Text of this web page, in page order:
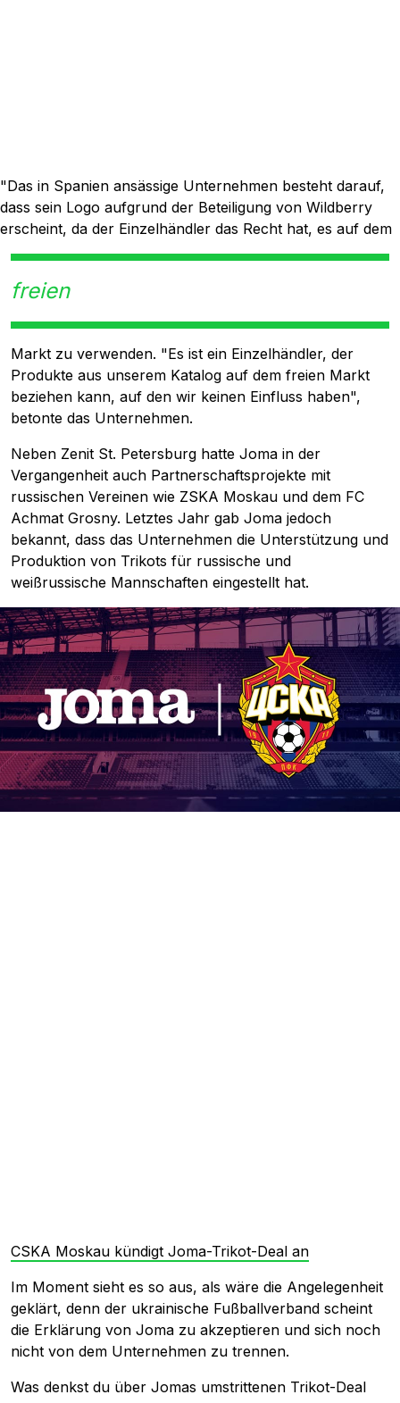
"Das in Spanien ansässige Unternehmen besteht darauf,
dass sein Logo aufgrund der Beteiligung von Wildberry
erscheint, da der Einzelhändler das Recht hat, es auf dem
freien
Markt zu verwenden. "Es ist ein Einzelhändler, der
Produkte aus unserem Katalog auf dem freien Markt
beziehen kann, auf den wir keinen Einfluss haben",
betonte das Unternehmen.
Neben Zenit St. Petersburg hatte Joma in der
Vergangenheit auch Partnerschaftsprojekte mit
russischen Vereinen wie ZSKA Moskau und dem FC
Achmat Grosny. Letztes Jahr gab Joma jedoch
bekannt, dass das Unternehmen die Unterstützung und
Produktion von Trikots für russische und
weißrussische Mannschaften eingestellt hat.
CSKA Moskau kündigt Joma-Trikot-Deal an
Im Moment sieht es so aus, als wäre die Angelegenheit
geklärt, denn der ukrainische Fußballverband scheint
die Erklärung von Joma zu akzeptieren und sich noch
nicht von dem Unternehmen zu trennen.
Was denkst du über Jomas umstrittenen Trikot-Deal